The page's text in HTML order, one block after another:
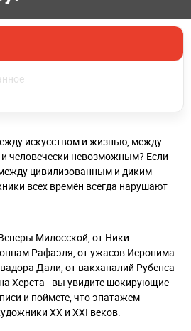
искусством и жизнью, между
человечески невозможным? Если
цивилизованным и диким
всех времён всегда нарушают
Милосской, от Ники
Рафаэля, от ужасов Иеронима
Дали, от вакханалий Рубенса
Херста - вы увидите шокирующие
и поймете, что эпатажем
XX и XXI веков.